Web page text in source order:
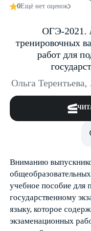
0Ещё нет оценок
ОГЭ-2021.
тренировочных
работ для
Ольга Терентьева,
Вниманию
учебное пособие для
государственному
языку, которое
экзаменационных